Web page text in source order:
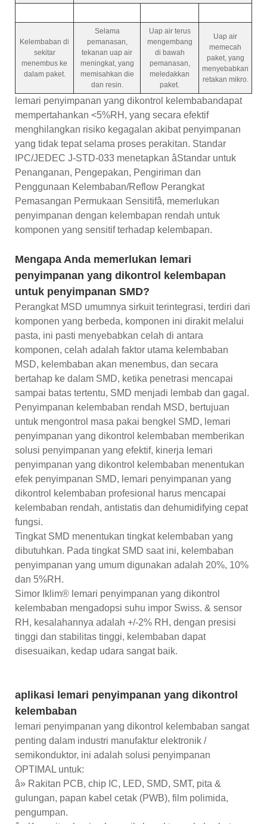
Kelembaban di
sekitar
menembus ke
dalam paket.
Selama
pemanasan,
tekanan uap air
meningkat, yang
memisahkan die
dan resin.
Uap air terus
mengembang
di bawah
pemanasan,
meledakkan
paket.
Uap air
memecah
paket, yang
menyebabkan
retakan mikro.
lemari penyimpanan yang dikontrol kelembabandapat
mempertahankan <5%RH, yang secara efektif
menghilangkan risiko kegagalan akibat penyimpanan
yang tidak tepat selama proses perakitan. Standar
IPC/JEDEC J-STD-033 menetapkan âStandar untuk
Penanganan, Pengepakan, Pengiriman dan
Penggunaan Kelembaban/Reflow Perangkat
Pemasangan Permukaan Sensitifâ, memerlukan
penyimpanan dengan kelembapan rendah untuk
komponen yang sensitif terhadap kelembapan.
Mengapa Anda memerlukan lemari
penyimpanan yang dikontrol kelembapan
untuk penyimpanan SMD?
Perangkat MSD umumnya sirkuit terintegrasi, terdiri dari
komponen yang berbeda, komponen ini dirakit melalui
pasta, ini pasti menyebabkan celah di antara
komponen, celah adalah faktor utama kelembaban
MSD, kelembaban akan menembus, dan secara
bertahap ke dalam SMD, ketika penetrasi mencapai
sampai batas tertentu, SMD menjadi lembab dan gagal.
Penyimpanan kelembaban rendah MSD, bertujuan
untuk mengontrol masa pakai bengkel SMD, lemari
penyimpanan yang dikontrol kelembaban memberikan
solusi penyimpanan yang efektif, kinerja lemari
penyimpanan yang dikontrol kelembaban menentukan
efek penyimpanan SMD, lemari penyimpanan yang
dikontrol kelembaban profesional harus mencapai
kelembaban rendah, antistatis dan dehumidifying cepat
fungsi.
Tingkat SMD menentukan tingkat kelembaban yang
dibutuhkan. Pada tingkat SMD saat ini, kelembaban
penyimpanan yang umum digunakan adalah 20%, 10%
dan 5%RH.
Simor Iklim® lemari penyimpanan yang dikontrol
kelembaban mengadopsi suhu impor Swiss. & sensor
RH, kesalahannya adalah +/-2% RH, dengan presisi
tinggi dan stabilitas tinggi, kelembaban dapat
disesuaikan, kedap udara sangat baik.
aplikasi lemari penyimpanan yang dikontrol
kelembaban
lemari penyimpanan yang dikontrol kelembaban sangat
penting dalam industri manufaktur elektronik /
semikonduktor, ini adalah solusi penyimpanan
OPTIMAL untuk:
â» Rakitan PCB, chip IC, LED, SMD, SMT, pita &
gulungan, papan kabel cetak (PWB), film polimida,
pengumpan.